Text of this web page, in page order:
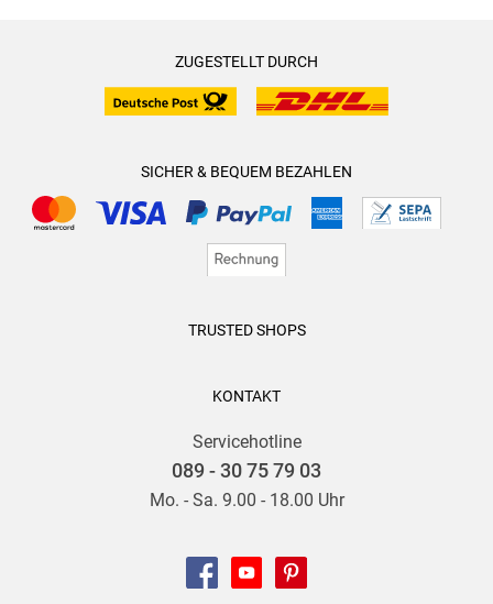
ZUGESTELLT DURCH
SICHER & BEQUEM BEZAHLEN
TRUSTED SHOPS
KONTAKT
Servicehotline
089 - 30 75 79 03
Mo. - Sa. 9.00 - 18.00 Uhr